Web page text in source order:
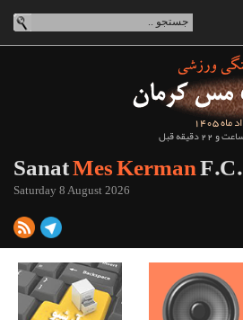
SanatMes KermanF.C.
Saturday 8 August 2026